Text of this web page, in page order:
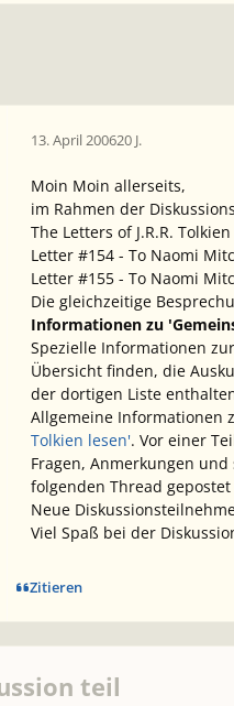
13. April 200620 J.
Moin Moin allerseits,
im Rahmen der
The Letters of J.R.R. Tolkien
Letter #154 - To Naomi
Letter #155 - To Naomi
Die gleichzeitige
Informationen zu
Spezielle Informationen
Übersicht finden, die
der dortigen Liste
Allgemeine Informationen
Tolkien lesen'. Vor einer
Fragen, Anmerkungen
folgenden Thread
Neue
Viel Spaß bei der
Zitieren
teil